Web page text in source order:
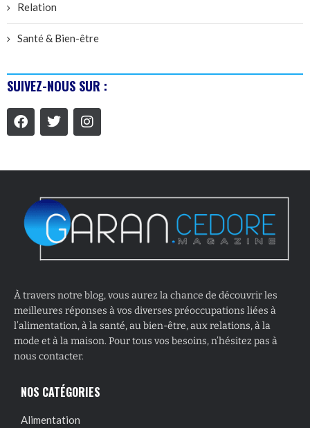
Relation
Santé & Bien-être
SUIVEZ-NOUS SUR :
À travers notre blog, vous aurez la chance de découvrir les
meilleures réponses à vos diverses préoccupations liées à
l’alimentation, à la santé, au bien-être, aux relations, à la
mode et à la maison. Pour tous vos besoins, n’hésitez pas à
nous contacter.
NOS CATÉGORIES
Alimentation